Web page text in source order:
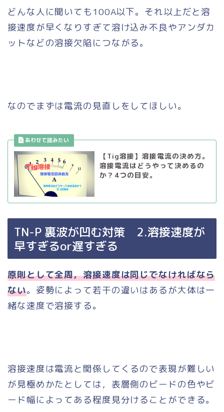
どんな人に聞いても100A以下。それ以上だと溶
接速度が早くなりすぎて溶け込み不良やアンダカ
ットなどの溶接欠陥につながる。
なのでまずは電流の見直しをしてほしい。
【Tig溶接】溶接電流の決め方。
溶接電流はどうやって決めるの
か？4つの目安。
TN-P 裏波が凹む対策 2.溶接速度が
早すぎるor遅すぎる
原則として全周，溶接速度は同じでなければなら
ない。姿勢によって若干の違いはあるが大体は一
緒な速度で溶接する。
溶接速度は電流と関係してくるので表現が難しい
が見極めかたとしては，表層側のビードの色やビ
ード幅によってある程度見分けることができる。